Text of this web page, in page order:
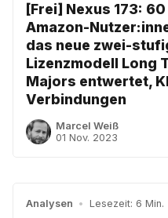
[Frei] Nexus 173:
Amazon-
das neue zwei-
Lizenzmodell Long
Majors entwertet,
Verbindungen
Marcel Weiß
01 Nov. 2023
Analysen • Lesezeit: 6 Min.